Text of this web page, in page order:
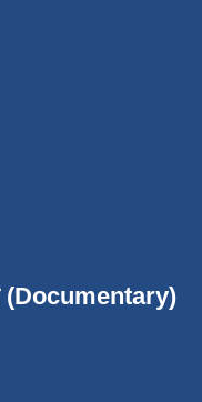
(Documentary)